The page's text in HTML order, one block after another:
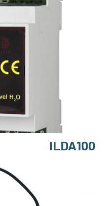
ILDA100